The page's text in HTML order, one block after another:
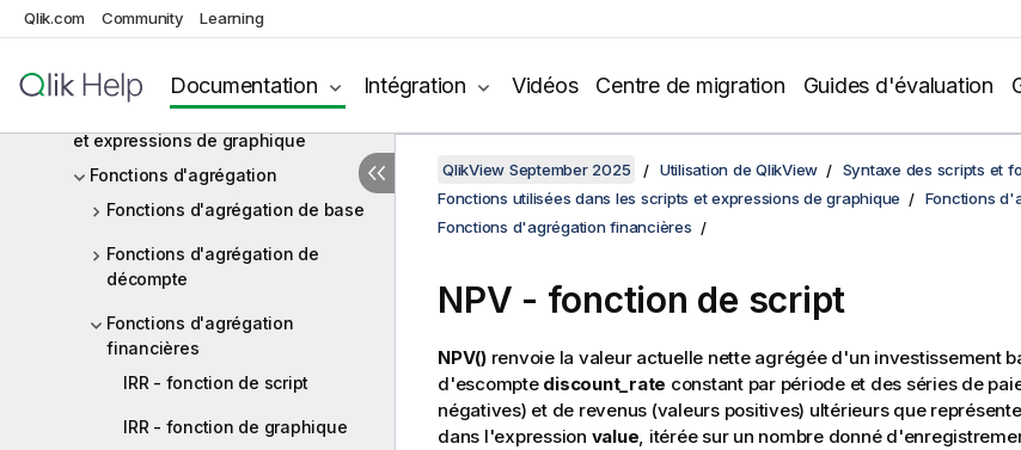
Qlik.com Community Learning
Documentation Intégration Vidéos Centre de migration Guides d'évaluation
Expressions de graphique
Opérateurs
Fonctions utilisées dans les scripts
et expressions de graphique
Fonctions d'agrégation
Fonctions d'agrégation de base
Fonctions d'agrégation de
décompte
Fonctions d'agrégation
financières
IRR - fonction de script
IRR - fonction de graphique
QlikView September 2025 Utilisation de QlikView
Syntaxe des scripts et
Fonctions utilisées dans les scripts et expressions de graphique
Fonctions
Fonctions d'agrégation financières
NPV - fonction de script
NPV()renvoie la valeur actuelle nette agrégée d'un investissement
d'escompte discount_rate constant par période et des séries de
négatives) et de revenus (valeurs positives) ultérieurs que
dans l'expression value, itérée sur un nombre donné